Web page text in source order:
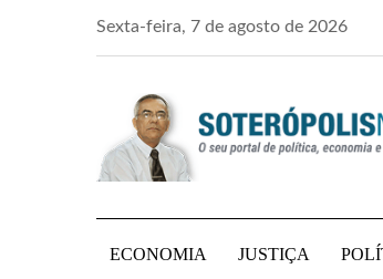
Sexta-feira, 7 de agosto de 2026
PORTAL DE NOTÍCIAS DE
ECONOMIA JUSTIÇA